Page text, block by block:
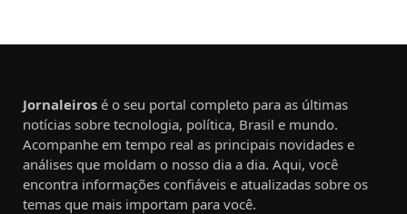
Jornaleiros é o seu portal completo para as últimas
notícias sobre tecnologia, política, Brasil e mundo.
Acompanhe em tempo real as principais novidades e
análises que moldam o nosso dia a dia. Aqui, você
encontra informações confiáveis e atualizadas sobre os
temas que mais importam para você.